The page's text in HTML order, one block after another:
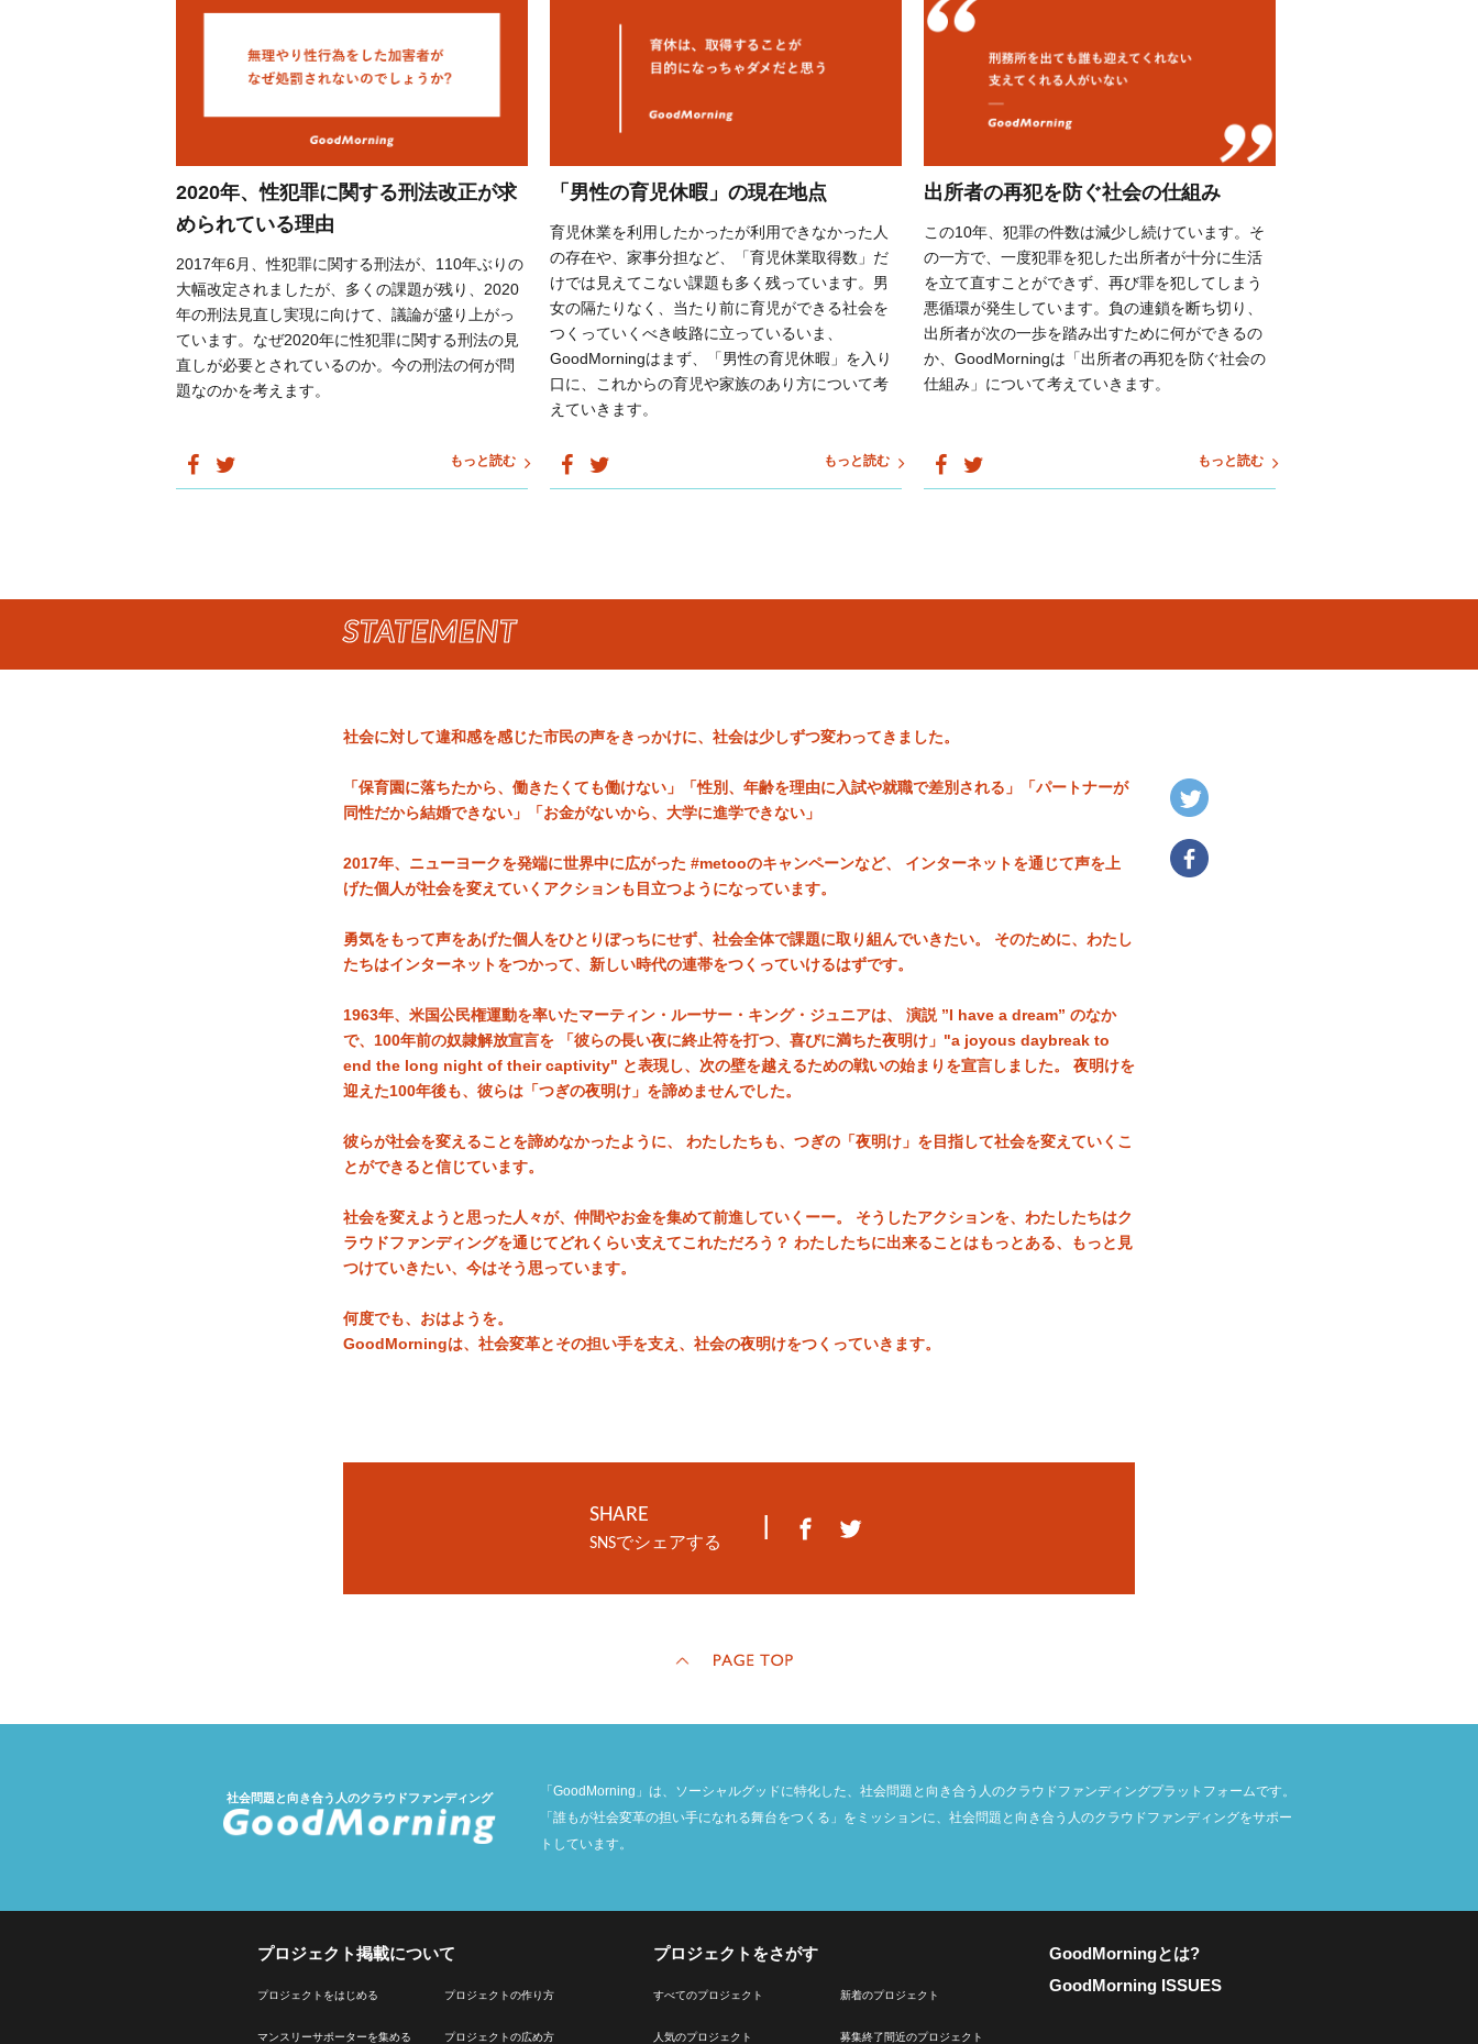
2020年、性犯罪に関する刑法改正が求
められている理由
2017年6月、性犯罪に関する刑法が、110年ぶりの
大幅改定されましたが、多くの課題が残り、2020
年の刑法見直し実現に向けて、議論が盛り上がっ
ています。なぜ2020年に性犯罪に関する刑法の見
直しが必要とされているのか。今の刑法の何が問
題なのかを考えます。
もっと読む
「男性の育児休暇」の現在地点
育児休業を利用したかったが利用できなかった人
の存在や、家事分担など、「育児休業取得数」だ
けでは見えてこない課題も多く残っています。男
女の隔たりなく、当たり前に育児ができる社会を
つくっていくべき岐路に立っているいま、
GoodMorningはまず、「男性の育児休暇」を入り
口に、これからの育児や家族のあり方について考
えていきます。
もっと読む
出所者の再犯を防ぐ社会の仕組み
この10年、犯罪の件数は減少し続けています。そ
の一方で、一度犯罪を犯した出所者が十分に生活
を立て直すことができず、再び罪を犯してしまう
悪循環が発生しています。負の連鎖を断ち切り、
出所者が次の一歩を踏み出すために何ができるの
か、GoodMorningは「出所者の再犯を防ぐ社会の
仕組み」について考えていきます。
もっと読む
STATEMENT
社会に対して違和感を感じた市民の声をきっかけに、社会は少しずつ変わってきました。
「保育園に落ちたから、働きたくても働けない」「性別、年齢を理由に入試や就職で差別される」「パートナーが
同性だから結婚できない」「お金がないから、大学に進学できない」
2017年、ニューヨークを発端に世界中に広がった #metooのキャンペーンなど、 インターネットを通じて声を上
げた個人が社会を変えていくアクションも目立つようになっています。
勇気をもって声をあげた個人をひとりぼっちにせず、社会全体で課題に取り組んでいきたい。 そのために、わたし
たちはインターネットをつかって、新しい時代の連帯をつくっていけるはずです。
1963年、米国公民権運動を率いたマーティン・ルーサー・キング・ジュニアは、 演説 ”I have a dream” のなか
で、100年前の奴隷解放宣言を 「彼らの長い夜に終止符を打つ、喜びに満ちた夜明け」"a joyous daybreak to
end the long night of their captivity" と表現し、次の壁を越えるための戦いの始まりを宣言しました。 夜明けを
迎えた100年後も、彼らは「つぎの夜明け」を諦めませんでした。
彼らが社会を変えることを諦めなかったように、 わたしたちも、つぎの「夜明け」を目指して社会を変えていくこ
とができると信じています。
社会を変えようと思った人々が、仲間やお金を集めて前進していくーー。 そうしたアクションを、わたしたちはク
ラウドファンディングを通じてどれくらい支えてこれただろう？ わたしたちに出来ることはもっとある、もっと見
つけていきたい、今はそう思っています。
何度でも、おはようを。
GoodMorningは、社会変革とその担い手を支え、社会の夜明けをつくっていきます。
SHARE
SNSでシェアする
社会問題と向き合う人のクラウドファンディング
「GoodMorning」は、ソーシャルグッドに特化した、社会問題と向き合う人のクラウドファンディングプラットフォームです。
「誰もが社会変革の担い手になれる舞台をつくる」をミッションに、社会問題と向き合う人のクラウドファンディングをサポー
トしています。
プロジェクト掲載について
プロジェクトをはじめる プロジェクトの作り方
マンスリーサポーターを集める プロジェクトの広め方
プロジェクトをさがす
すべてのプロジェクト 新着のプロジェクト
人気のプロジェクト 募集終了間近のプロジェクト
GoodMorningとは?
GoodMorning ISSUES